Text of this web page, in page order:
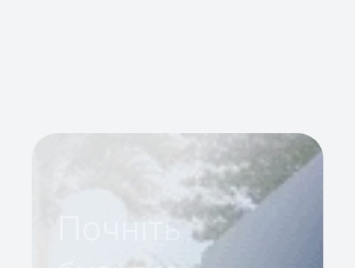
2.3. Перевірка списків Управління з
Старший менеджмент перевірятиме, щоб
громадян та заблокованих осіб («Список
економічними санкціями та ембарго,
регулярно консультуватимемося зі списком
і підпишемося на отримання будь-яких
Почніть